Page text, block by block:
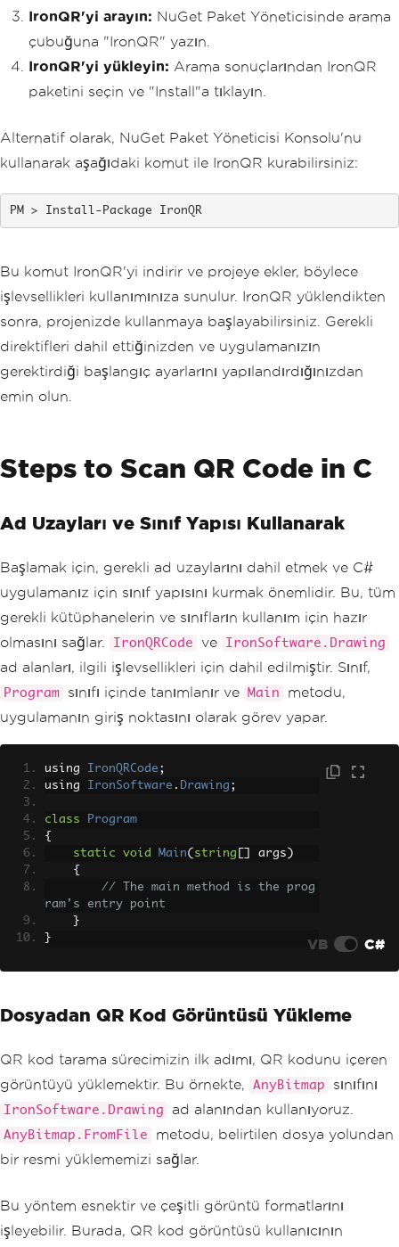
IronQR'yi arayın: NuGet Paket Yöneticisinde arama
çubuğuna "IronQR" yazın.
IronQR'yi yükleyin: Arama sonuçlarından IronQR
paketini seçin ve "Install"a tıklayın.
Alternatif olarak, NuGet Paket Yöneticisi Konsolu'nu
kullanarak aşağıdaki komut ile IronQR kurabilirsiniz:
Install-Package IronQR
Bu komut IronQR'yi indirir ve projeye ekler, böylece
işlevsellikleri kullanımınıza sunulur. IronQR yüklendikten
sonra, projenizde kullanmaya başlayabilirsiniz. Gerekli
direktifleri dahil ettiğinizden ve uygulamanızın
gerektirdiği başlangıç ayarlarını yapılandırdığınızdan
emin olun.
Steps to Scan QR Code in C
Ad Uzayları ve Sınıf Yapısı Kullanarak
Başlamak için, gerekli ad uzaylarını dahil etmek ve C#
uygulamanız için sınıf yapısını kurmak önemlidir. Bu, tüm
gerekli kütüphanelerin ve sınıfların kullanım için hazır
olmasını sağlar.
IronQRCode ve IronSoftware.Drawing
ad alanları, ilgili işlevsellikleri için dahil edilmiştir. Sınıf,
Program sınıfı içinde tanımlanır ve Main
metodu,
uygulamanın giriş noktasını olarak görev yapar.
using IronQRCode ;
using IronSoftware . Drawing ;
class
Program
{
static
void Main( string args )
{
// The main method is the prog
ram's entry point
}
}
VB C#
Dosyadan QR Kod Görüntüsü Yükleme
QR kod tarama sürecimizin ilk adımı, QR kodunu içeren
görüntüyü yüklemektir. Bu örnekte,
AnyBitmap sınıfını
IronSoftware.Drawing ad alanından kullanıyoruz.
AnyBitmap.FromFile
metodu, belirtilen dosya yolundan
bir resmi yüklememizi sağlar.
Bu yöntem esnektir ve çeşitli görüntü formatlarını
işleyebilir. Burada, QR kod görüntüsü kullanıcının